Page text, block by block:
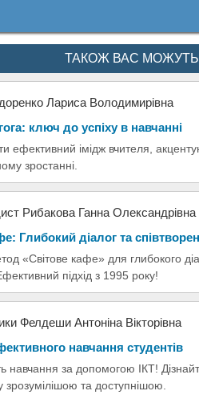
ТАКОЖ ВАС МОЖУТЬ
Лариса Володимирівна
ключ до успіху в навчанні
ефективний імідж вчителя,
зростанні.
Рибакова Ганна Олександрівна
Глибокий діалог та
«Світове кафе» для глибокого
підхід з 1995 року!
Фелдеши Антоніна Вікторівна
навчання студентів
навчання за допомогою ІКТ!
зрозумілішою та доступнішою.